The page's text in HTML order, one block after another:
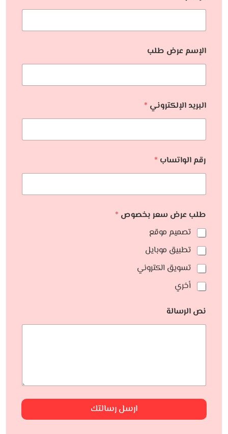
الإسم عرض طلب
البريد الإلكتروني *
رقم الواتساب *
طلب عرض سعر بخصوص *
تصميم موقع
تطبيق موبايل
تسويق الكتروني
أخري
نص الرسالة
ارسل رسالتك